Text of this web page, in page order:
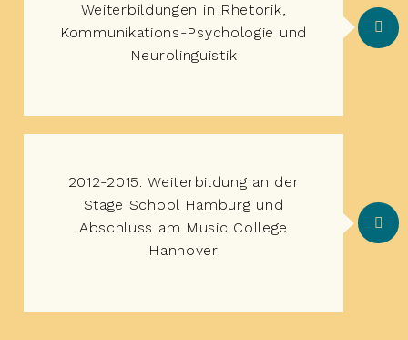
Weiterbildungen in Rhetorik,
Kommunikations-Psychologie und
Neurolinguistik
2012-2015: Weiterbildung an der
Stage School Hamburg und
Abschluss am Music College
Hannover